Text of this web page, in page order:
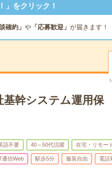
をクリック！
確約」 や「応募歓迎」 が届きます！
基幹システム運用保
語不要 40～50代活躍 在宅・リモー
通信Web 駅歩5分 服装自由 電話